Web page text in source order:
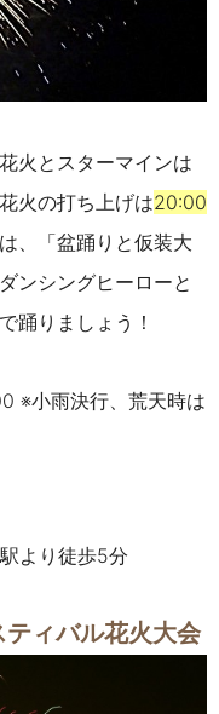
火とスターマインは
火の打ち上げは20:00
、「盆踊りと仮装大
ンシングヒーローと
踊りましょう！
※小雨決行、荒天時は
より徒歩5分
ィバル花火大会